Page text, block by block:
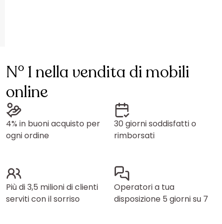
N° 1 nella vendita di mobili
online
4% in buoni acquisto per
ogni ordine
30 giorni soddisfatti o
rimborsati
Più di 3,5 milioni di clienti
serviti con il sorriso
Operatori a tua
disposizione 5 giorni su 7